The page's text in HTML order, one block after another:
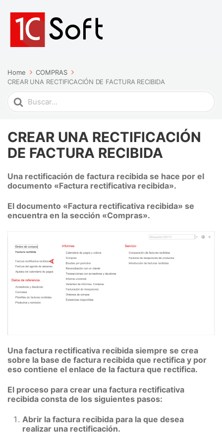
Home
COMPRAS
CREAR UNA RECTIFICACIÓN DE FACTURA RECIBIDA
Search
For
CREAR UNA RECTIFICACIÓN
DE FACTURA RECIBIDA
Una rectificación de factura recibida se hace por el
documento «Factura rectificativa recibida».
El documento «Factura rectificativa recibida» se
encuentra en la sección «Compras».
Una factura rectificativa recibida siempre se crea
sobre la base de factura recibida que rectifica y por
eso contiene el enlace de la factura que rectifica.
El proceso para crear una factura rectificativa
recibida consta de los siguientes pasos:
Abrir la factura recibida para la que desea
realizar una rectificación.